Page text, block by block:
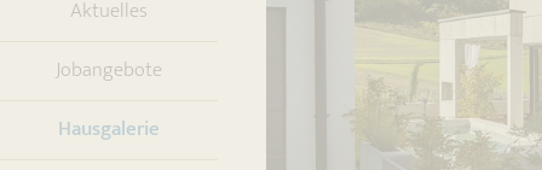
Aktuelles
Jobangebote
Hausgalerie